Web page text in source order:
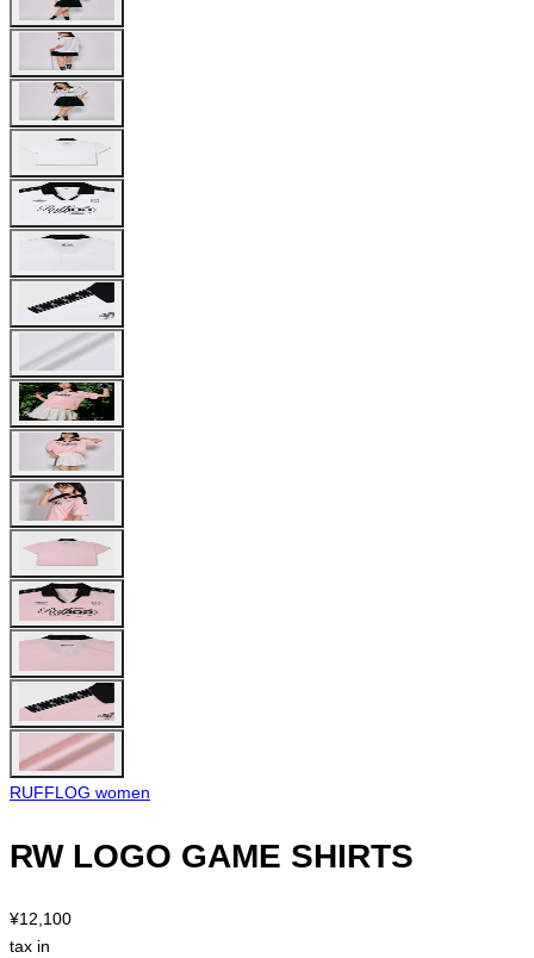
RUFFLOG women
RW LOGO GAME SHIRTS
¥12,100
tax in